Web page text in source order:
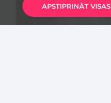
APSTIPRINĀT VISAS